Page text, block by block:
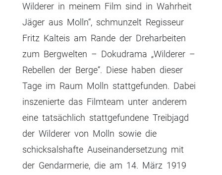
Wilderer in meinem Film sind in Wahrheit
Jäger aus Molln“, schmunzelt Regisseur
Fritz Kalteis am Rande der Dreharbeiten
zum Bergwelten – Dokudrama „Wilderer –
Rebellen der Berge“. Diese haben dieser
Tage im Raum Molln stattgefunden. Dabei
inszenierte das Filmteam unter anderem
eine tatsächlich stattgefundene Treibjagd
der Wilderer von Molln sowie die
schicksalshafte Auseinandersetzung mit
der Gendarmerie, die am 14. März 1919